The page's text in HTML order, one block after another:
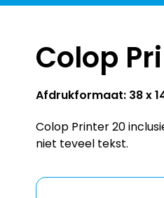
Colop
Afdrukformaat: 38 x
Colop Printer 20
niet teveel tekst.